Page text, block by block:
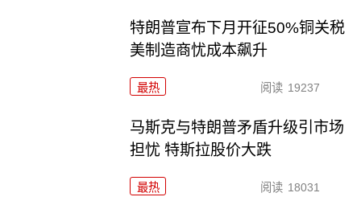
特朗普宣布下月开征50%铜关税
美制造商忧成本飙升
最热 阅读 19237
马斯克与特朗普矛盾升级引市场
担忧 特斯拉股价大跌
最热 阅读 18031